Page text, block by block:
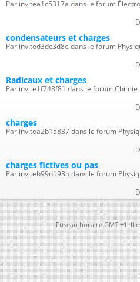
Par invitea1c5317a dans le forum
condensateurs et charges
Par invited3dc3d8e dans le forum
Radicaux et charges
Par invite1f748f81 dans le forum Chimie
charges
Par invitea2b15837 dans le forum
charges fictives ou pas
Par inviteb99d193b dans le forum
Fuseau horaire GMT +1. Il